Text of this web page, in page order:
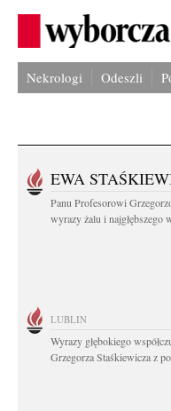
Nekrologi Odeszli
EWA
Panu Profesorowi
wyrazy żalu i najgłębszego
LUBLIN
Wyrazy głębokiego
Grzegorza Staśkiewicza z